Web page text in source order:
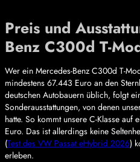
Preis und
Benz C300d T-
Wer ein Mercedes-Benz C300d T-
mindestens 67.443 Euro an den
deutschen Autobauern üblich, folgt
Sonderausstattungen, von denen
hatte. So kommt unsere C-Klasse
Euro. Das ist allerdings keine
(Test des VW Passat eHybrid 2026)
erleben.